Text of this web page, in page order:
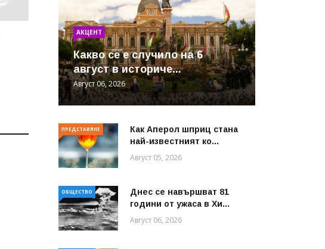
АКЦЕНТ
Какво се е случило на 6
август в историче...
Август 06, 2026
ПРЕДСТАВЯНЕ
Как Аперол шприц стана
най-известният ко...
Август 05, 2026
ОБЩЕСТВО
Днес се навършват 81
години от ужаса в Хи...
Август 06, 2026